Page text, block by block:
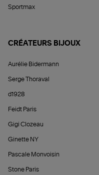
Sportmax
CRÉATEURS BIJOUX
Aurélie Bidermann
Serge Thoraval
d1928
Feidt Paris
Gigi Clozeau
Ginette NY
Pascale Monvoisin
Stone Paris